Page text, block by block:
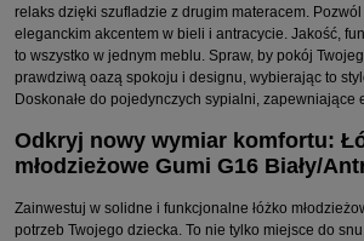
relaks dzięki szufladzie z drugim materacem.
eleganckim akcentem w bieli i antracycie. Jakość,
to wszystko w jednym meblu. Spraw, by pokój
prawdziwą oazą spokoju i designu, wybierając to
Doskonałe do pojedynczych sypialni, zapewniające
Odkryj nowy wymiar komfortu:
młodzieżowe Gumi G16 Biały/
Zainwestuj w solidne i funkcjonalne łóżko
potrzeb Twojego dziecka. To nie tylko miejsce do